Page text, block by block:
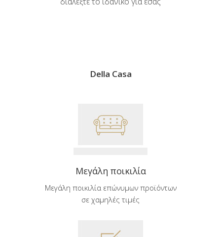
Della Casa
Μεγάλη ποικιλία
Μεγάλη ποικιλία επώνυμων προϊόντων
σε χαμηλές τιμές